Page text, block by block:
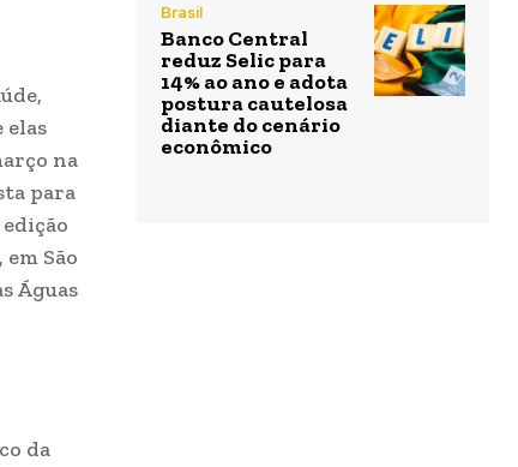
elas
na
para
São
Águas
da
Brasil
Banco Central
reduz Selic para
14% ao ano e adota
postura cautelosa
diante do cenário
econômico